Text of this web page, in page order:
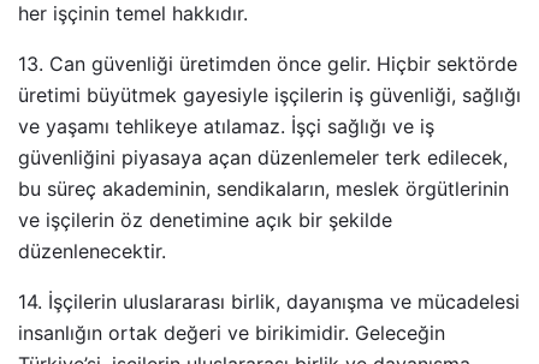
her işçinin temel hakkıdır.
13. Can güvenliği üretimden önce gelir. Hiçbir sektörde
üretimi büyütmek gayesiyle işçilerin iş güvenliği, sağlığı
ve yaşamı tehlikeye atılamaz. İşçi sağlığı ve iş
güvenliğini piyasaya açan düzenlemeler terk edilecek,
bu süreç akademinin, sendikaların, meslek örgütlerinin
ve işçilerin öz denetimine açık bir şekilde
düzenlenecektir.
14. İşçilerin uluslararası birlik, dayanışma ve mücadelesi
insanlığın ortak değeri ve birikimidir. Geleceğin